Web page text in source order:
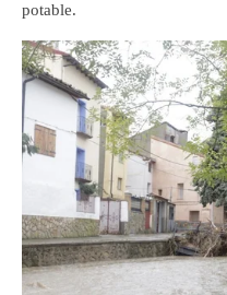
potable.